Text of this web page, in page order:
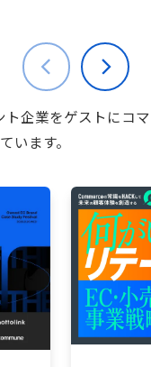
企業をゲストにコマ
います。